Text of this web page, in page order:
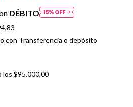
DÉBITO
con Transferencia o depósito
los $95.000,00